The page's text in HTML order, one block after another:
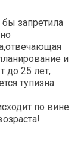
запретила
и
до 25 лет,
тупизна
по вине